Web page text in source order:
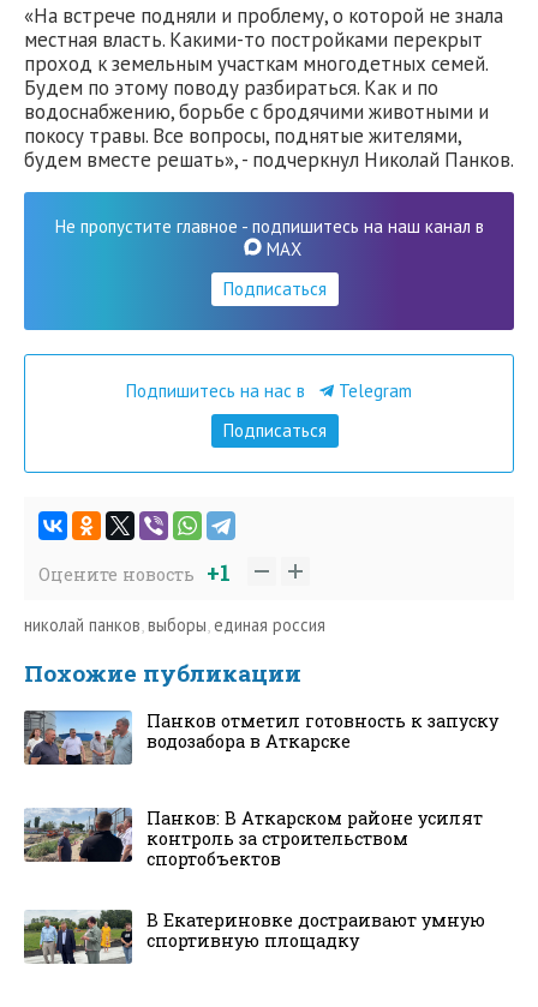
«На встрече подняли и проблему, о которой не знала
местная власть. Какими-то постройками перекрыт
проход к земельным участкам многодетных семей.
Будем по этому поводу разбираться. Как и по
водоснабжению, борьбе с бродячими животными и
покосу травы. Все вопросы, поднятые жителями,
будем вместе решать», - подчеркнул Николай Панков.
Не пропустите главное - подпишитесь на наш канал в
MAX
Подписаться
Подпишитесь на нас в
Telegram
Подписаться
Оцените новость +1
николай панков,выборы, единая россия
Похожие публикации
Панков отметил готовность к запуску
водозабора в Аткарске
Панков: В Аткарском районе усилят
контроль за строительством
спортобъектов
В Екатериновке достраивают умную
спортивную площадку